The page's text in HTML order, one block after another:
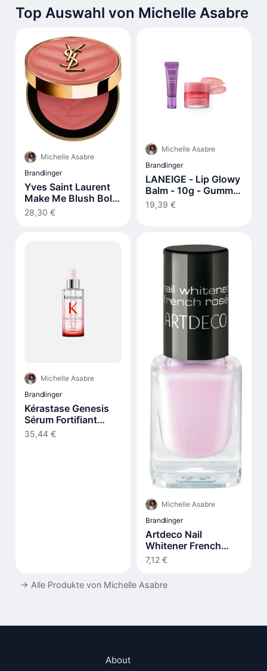
Top Auswahl von Michelle Asabre
Michelle Asabre
Brandlinger
Yves Saint Laurent
Make Me Blush Bold
Blurring Blush 5 g 37
Peachy Nude
28,30 €
Michelle Asabre
Brandlinger
LANEIGE - Lip Glowy
Balm - 10g - Gummy
Bear (1ea) X Lip
Sleeping Mask EX -
19,39 €
Michelle Asabre
Brandlinger
Kérastase Genesis
Sérum Fortifiant
Anti-Chute 90ml
35,44 €
Michelle Asabre
Brandlinger
Artdeco Nail
Whitener French
Rosé 2 10 ml
7,12 €
→ Alle Produkte von Michelle Asabre
About